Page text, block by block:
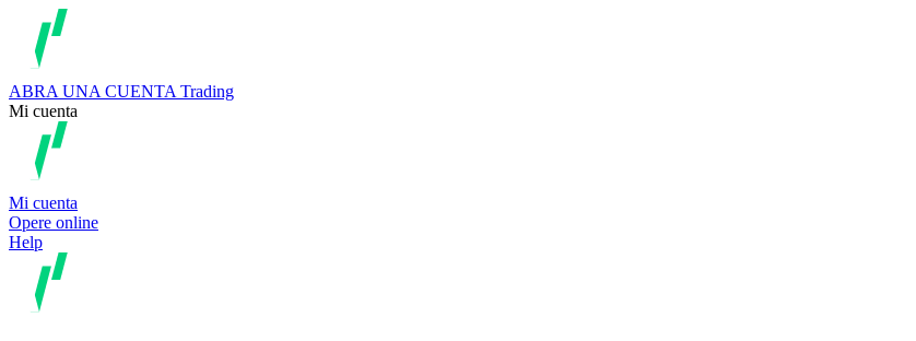
ABRA UNA CUENTA Trading
Mi cuenta
Mi cuenta
Opere online
Help